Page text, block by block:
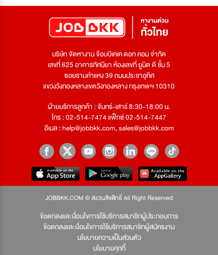
บริษัท จัดหางาน จ๊อบบีเคเค ดอท คอม จำกัด
เลขที่ 625 อาคารทัศนียา ห้องเลขที่ ยูนิต ดี ชั้น 5
ซอยรามคำแหง 39 ถนนประชาอุทิศ
แขวงวังทองหลางเขตวังทองหลาง กรุงเทพฯ 10310
ฝ่ายบริการลูกค้า : จันทร์-เสาร์ 8:30-18:00 น.
โทร : 02-514-7474 แฟ็กซ์ 02-514-7447
อีเมล :help@jobbkk.com,sales@jobbkk.com
JOBBKK.COM © สงวนลิขสิทธิ์ All Right Reserved
ข้อตกลงและเงื่อนไขการใช้บริการสมาชิกผู้ประกอบการ
ข้อตกลงและเงื่อนไขการใช้บริการสมาชิกผู้สมัครงาน
นโยบายความเป็นส่วนตัว
นโยบายคุกกี้